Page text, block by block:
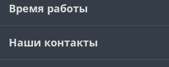
Время работы
Наши контакты